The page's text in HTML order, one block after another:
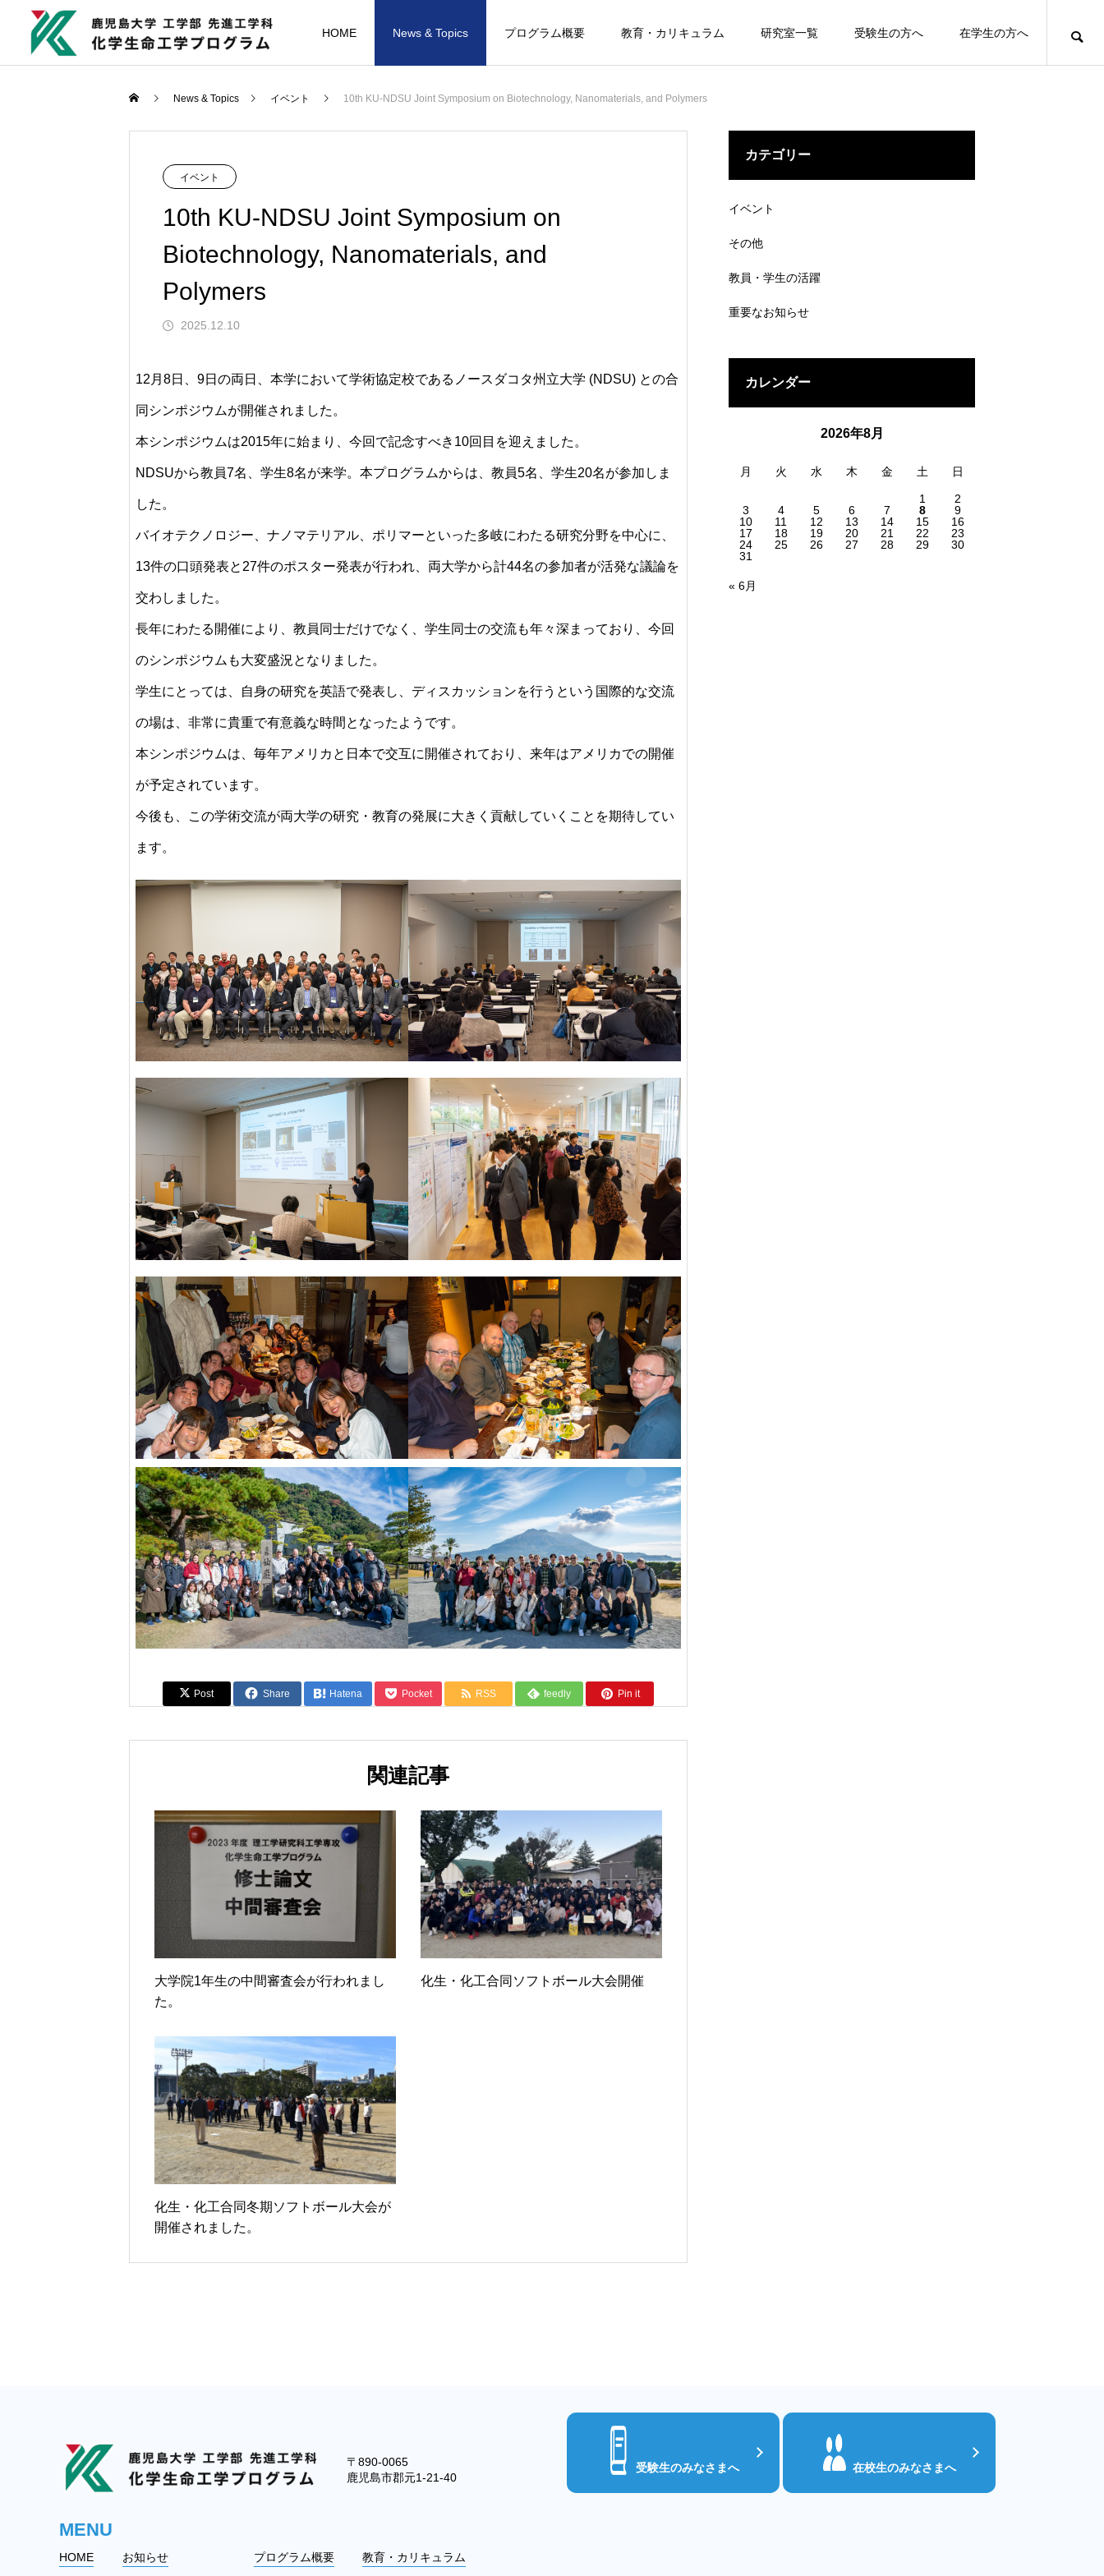
HOME News & Topics プログラム概要 教育・カリキュラム 研究室一覧 受験生の方へ 在学生の方へ
News & Topics イベント 10th KU-NDSU Joint Symposium on Biotechnology, Nanomaterials, and Polymers
イベント
10th KU-NDSU Joint Symposium on
Biotechnology, Nanomaterials, and
Polymers
2025.12.10
12月8日、9日の両日、本学において学術協定校であるノースダコタ州立大学 (NDSU) との合
同シンポジウムが開催されました。
本シンポジウムは2015年に始まり、今回で記念すべき10回目を迎えました。
NDSUから教員7名、学生8名が来学。本プログラムからは、教員5名、学生20名が参加しま
した。
バイオテクノロジー、ナノマテリアル、ポリマーといった多岐にわたる研究分野を中心に、
13件の口頭発表と27件のポスター発表が行われ、両大学から計44名の参加者が活発な議論を
交わしました。
長年にわたる開催により、教員同士だけでなく、学生同士の交流も年々深まっており、今回
のシンポジウムも大変盛況となりました。
学生にとっては、自身の研究を英語で発表し、ディスカッションを行うという国際的な交流
の場は、非常に貴重で有意義な時間となったようです。
本シンポジウムは、毎年アメリカと日本で交互に開催されており、来年はアメリカでの開催
が予定されています。
今後も、この学術交流が両大学の研究・教育の発展に大きく貢献していくことを期待してい
ます。
Post Share Hatena Pocket RSS feedly Pin it
関連記事
大学院1年生の中間審査会が行われまし
た。
化生・化工合同ソフトボール大会開催
化生・化工合同冬期ソフトボール大会が
開催されました。
カテゴリー
イベント
その他
教員・学生の活躍
重要なお知らせ
カレンダー
2026年8月
月 火 水 木 金 土 日
1
2
3
4 5 6 7 8
9
10
11 12 13 14 15
16
17
18 19 20 21 22
23
24
25 26 27 28 29
30
31
« 6月
〒890-0065
鹿児島市郡元1-21-40
受験生のみなさまへ 在校生のみなさまへ
MENU
HOME お知らせ プログラム概要 教育・カリキュラム